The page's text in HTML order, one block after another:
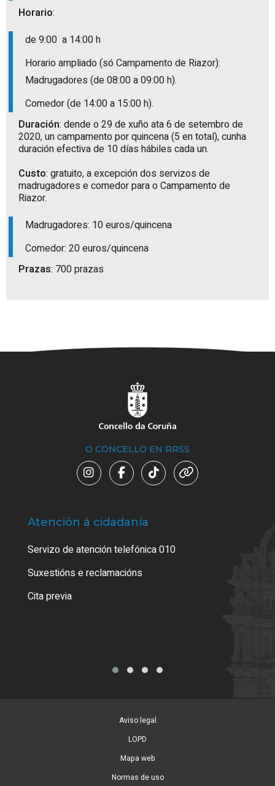
Horario:
de 9:00 a 14:00 h
Horario ampliado (só Campamento de Riazor):
Madrugadores (de 08:00 a 09:00 h).
Comedor (de 14:00 a 15:00 h).
Duración: dende o 29 de xuño ata 6 de setembro de
2020, un campamento por quincena (5 en total), cunha
duración efectiva de 10 días hábiles cada un.
Custo: gratuito, a excepción dos servizos de
madrugadores e comedor para o Campamento de
Riazor.
Madrugadores: 10 euros/quincena
Comedor: 20 euros/quincena
Prazas: 700 prazas
O CONCELLO EN RRSS
Atención á cidadanía
Servizo de atención telefónica 010
Suxestións e reclamacións
Cita previa
Aviso legal
LOPD
Mapa web
Normas de uso